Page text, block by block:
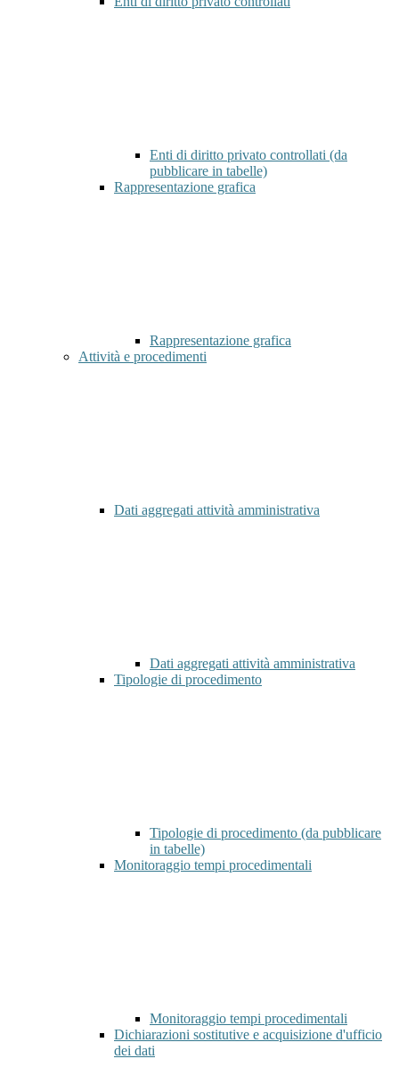
Enti di diritto privato controllati (da
pubblicare in tabelle)
Rappresentazione grafica
Rappresentazione grafica
Attività e procedimenti
Dati aggregati attività amministrativa
Dati aggregati attività amministrativa
Tipologie di procedimento
Tipologie di procedimento (da pubblicare
in tabelle)
Monitoraggio tempi procedimentali
Monitoraggio tempi procedimentali
Dichiarazioni sostitutive e acquisizione d'ufficio
dei dati